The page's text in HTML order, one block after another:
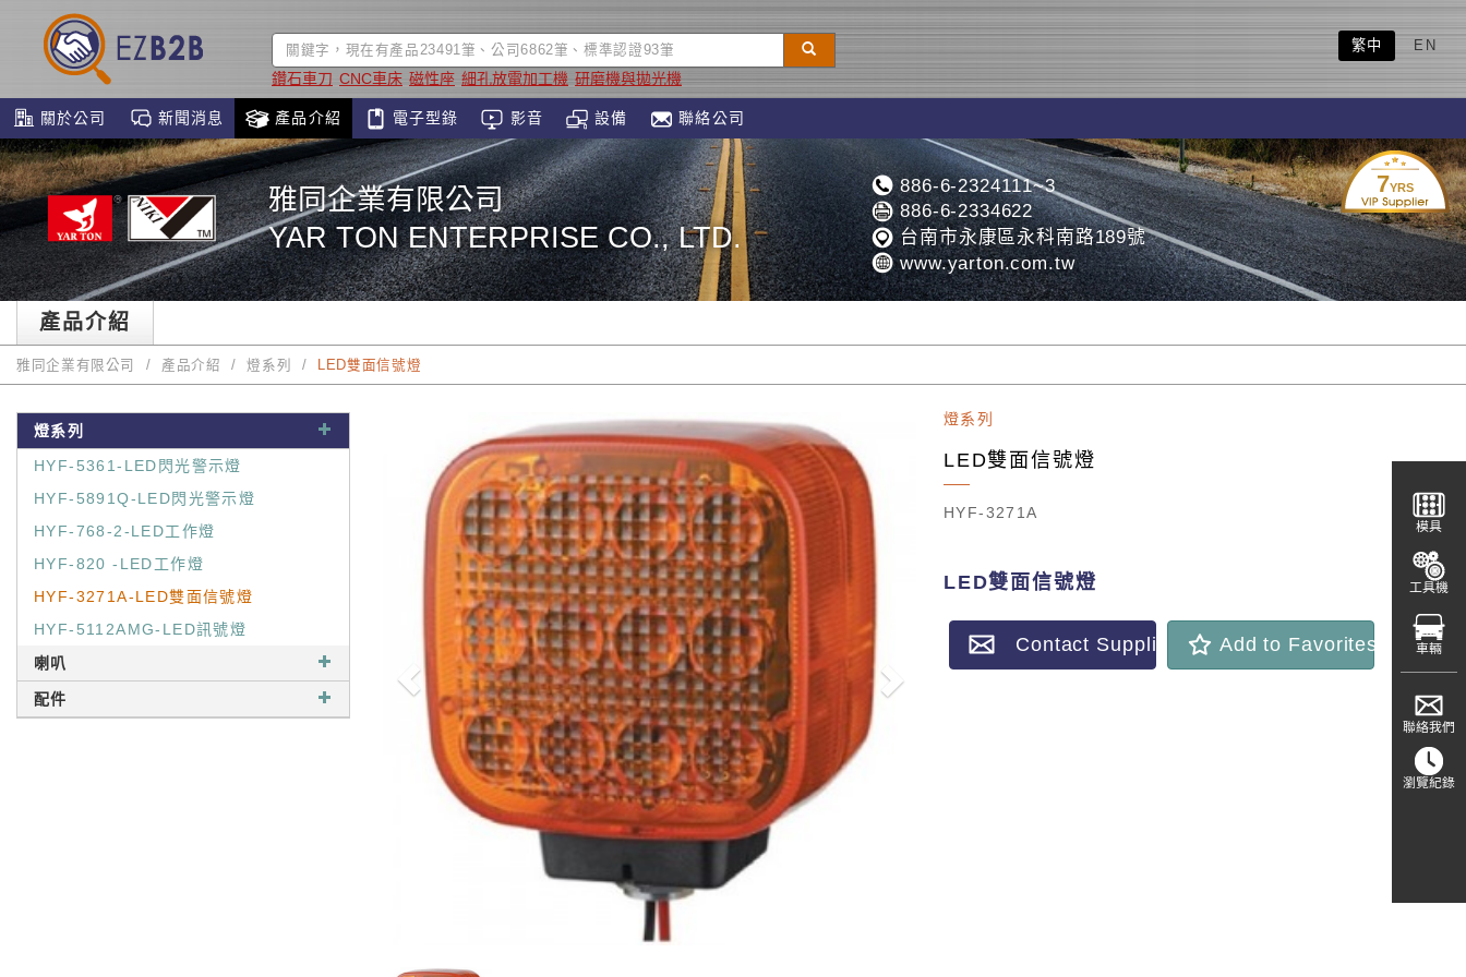
鑽石車刀 CNC車床 磁性座 細孔放電加工機 研磨機與拋光機
繁中 EN
關於公司 新聞消息 產品介紹 電子型錄 影音 設備 聯絡公司
7YRS
雅同企業有限公司
YAR TON ENTERPRISE CO., LTD.
886-6-2324111~3
886-6-2334622
台南市永康區永科南路189號
www.yarton.com.tw
產品介紹
雅同企業有限公司 產品介紹 燈系列 LED雙面信號燈
燈系列
HYF-5361-LED閃光警示燈
HYF-5891Q-LED閃光警示燈
HYF-768-2-LED工作燈
HYF-820 -LED工作燈
HYF-3271A-LED雙面信號燈
HYF-5112AMG-LED訊號燈
喇叭
配件
燈系列
LED雙面信號燈
HYF-3271A
LED雙面信號燈
Contact Supplier Add to Favorites
模具
工具機
車輛
聯絡我們
瀏覽紀錄